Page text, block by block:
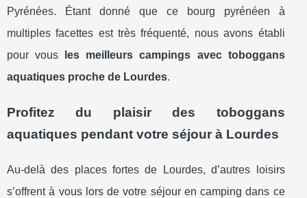
Pyrénées. Étant donné que ce bourg pyrénéen à
multiples facettes est très fréquenté, nous avons établi
pour vous
les meilleurs campings avec toboggans
aquatiques proche de Lourdes.
Profitez du plaisir des toboggans
aquatiques pendant votre séjour à Lourdes
Au-delà des places fortes de Lourdes, d’autres loisirs
s’offrent à vous lors de votre séjour en camping dans ce